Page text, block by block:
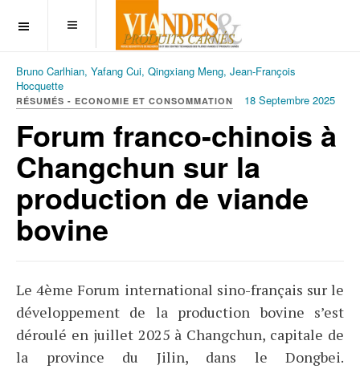
OFF CANVAS
Bruno Carlhian, Yafang Cui, Qingxiang Meng, Jean-François
Hocquette
RÉSUMÉS - ECONOMIE ET CONSOMMATION 18 Septembre 2025
Forum franco-chinois à
Changchun sur la
production de viande
bovine
Le 4ème Forum international sino-français sur le
développement de la production bovine s’est
déroulé en juillet 2025 à Changchun, capitale de
la province du Jilin, dans le Dongbei.